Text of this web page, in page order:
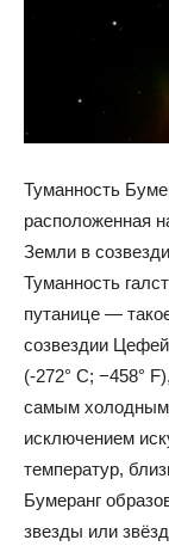
Туманность
расположенная
Земли в
Туманность
путанице —
созвездии
(-272° C; −458°
самым холодным
исключением
температур,
Бумеранг
звезды или